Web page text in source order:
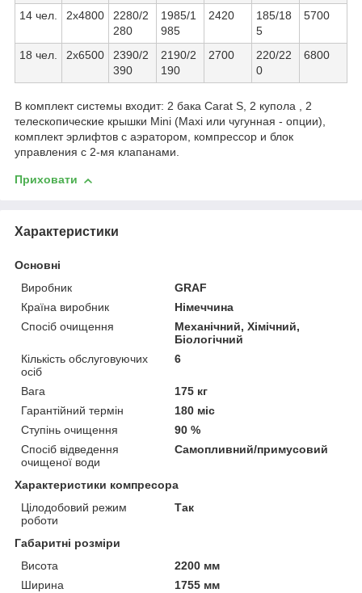
14 чел. 2х4800
2280/2
280
1985/1
985
2420
185/18
5
5700
18 чел. 2х6500
2390/2
390
2190/2
190
2700
220/22
0
6800
В комплект системы входит: 2 бака Carat S, 2 купола , 2
телескопические крышки Mini (Maxi или чугунная - опции),
комплект эрлифтов с аэратором, компрессор и блок
управления с 2-мя клапанами.
Приховати
Характеристики
Основні
Виробник
GRAF
Країна виробник
Німеччина
Спосіб очищення
Механічний, Хімічний,
Біологічний
Кількість обслуговуючих
осіб
6
Вага
175 кг
Гарантійний термін
180 міс
Ступінь очищення
90 %
Спосіб відведення
очищеної води
Самопливний/примусовий
Характеристики компресора
Цілодобовий режим
роботи
Так
Габаритні розміри
Висота
2200 мм
Ширина
1755 мм